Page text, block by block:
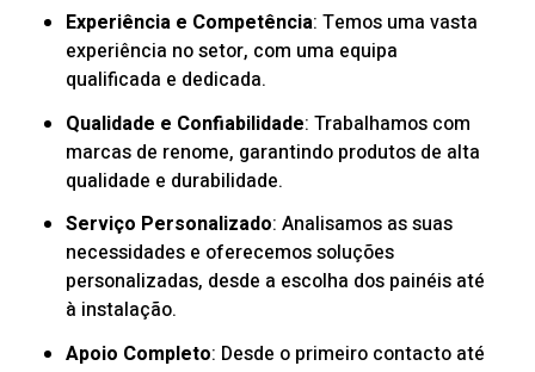
Experiência e Competência: Temos uma vasta
experiência no setor, com uma equipa
qualificada e dedicada.
Qualidade e Confiabilidade: Trabalhamos com
marcas de renome, garantindo produtos de alta
qualidade e durabilidade.
Serviço Personalizado: Analisamos as suas
necessidades e oferecemos soluções
personalizadas, desde a escolha dos painéis até
à instalação.
Apoio Completo: Desde o primeiro contacto até